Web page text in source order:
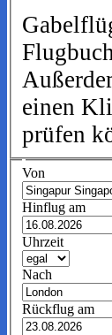
einen
prüfen
Von
Hinflug am
Uhrzeit
Nach
Rückflug am